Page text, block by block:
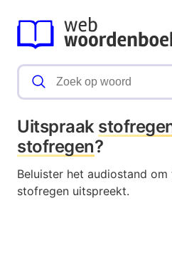
Uitspraak
stofregen?
Beluister het audiostand
stofregen uitspreekt.